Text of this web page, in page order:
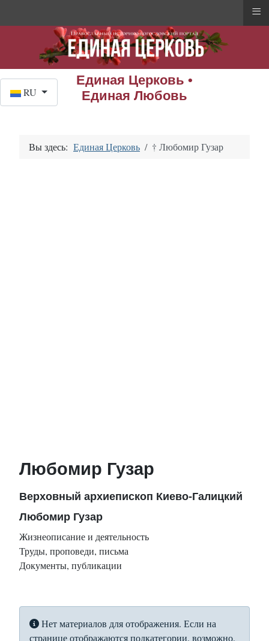
Единая Церковь •
Единая Любовь
RU
Вы здесь: Единая Церковь † Любомир Гузар
Любомир Гузар
Верховный архиепископ Киево-Галицкий
Любомир Гузар
Жизнеописание и деятельность
Труды, проповеди, письма
Документы, публикации
Информация
Нет материалов для отображения. Если на
странице отображаются подкатегории, возможно,
≡